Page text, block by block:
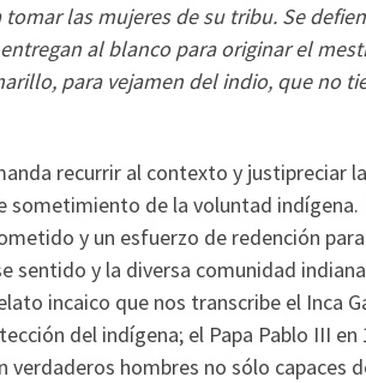
las mujeres de su tribu. Se
al blanco para originar el
para vejamen del indio, que no
recurrir al contexto y justipreciar
sometimiento de la voluntad indígena.
y un esfuerzo de redención
sentido y la diversa comunidad
incaico que nos transcribe el Inca
del indígena; el Papa Pablo III en
verdaderos hombres no sólo capaces